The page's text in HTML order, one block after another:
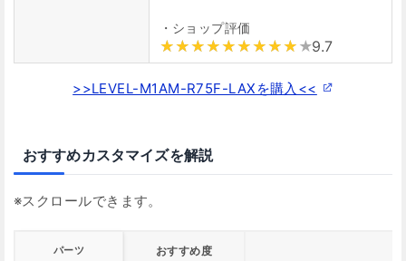
・ショップ評価
9.7
>>LEVEL-M1AM-R75F-LAXを購入<<
おすすめカスタマイズを解説
パーツ おすすめ度